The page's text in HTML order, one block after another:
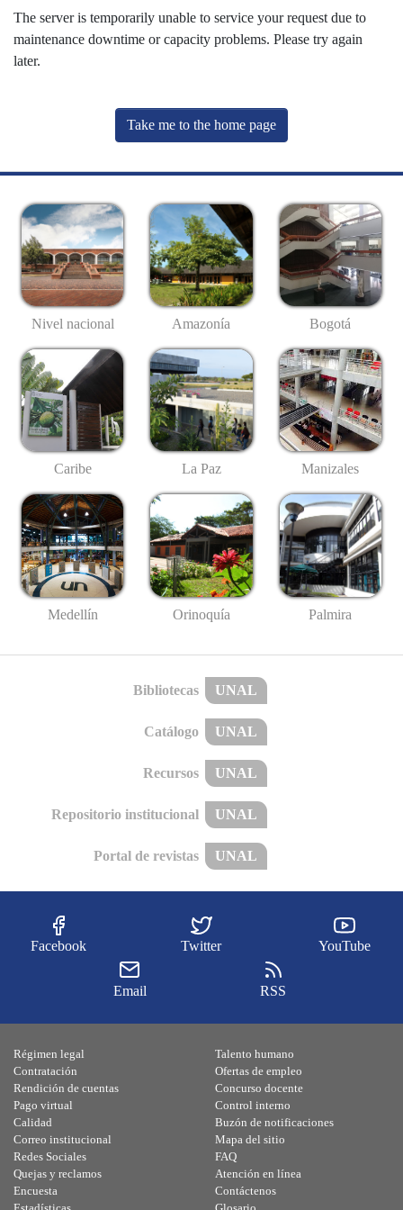
The server is temporarily unable to service your request due to
maintenance downtime or capacity problems. Please try again
later.
Take me to the home page
Nivel nacional Amazonía Bogotá
Caribe La Paz Manizales
Medellín Orinoquía Palmira
Bibliotecas UNAL
Catálogo UNAL
Recursos UNAL
Repositorio institucional UNAL
Portal de revistas UNAL
Facebook Twitter YouTube
Email RSS
Régimen legal
Contratación
Rendición de cuentas
Pago virtual
Calidad
Talento humano
Ofertas de empleo
Concurso docente
Control interno
Buzón de notificaciones
Correo institucional
Redes Sociales
Quejas y reclamos
Encuesta
Mapa del sitio
FAQ
Atención en línea
Contáctenos